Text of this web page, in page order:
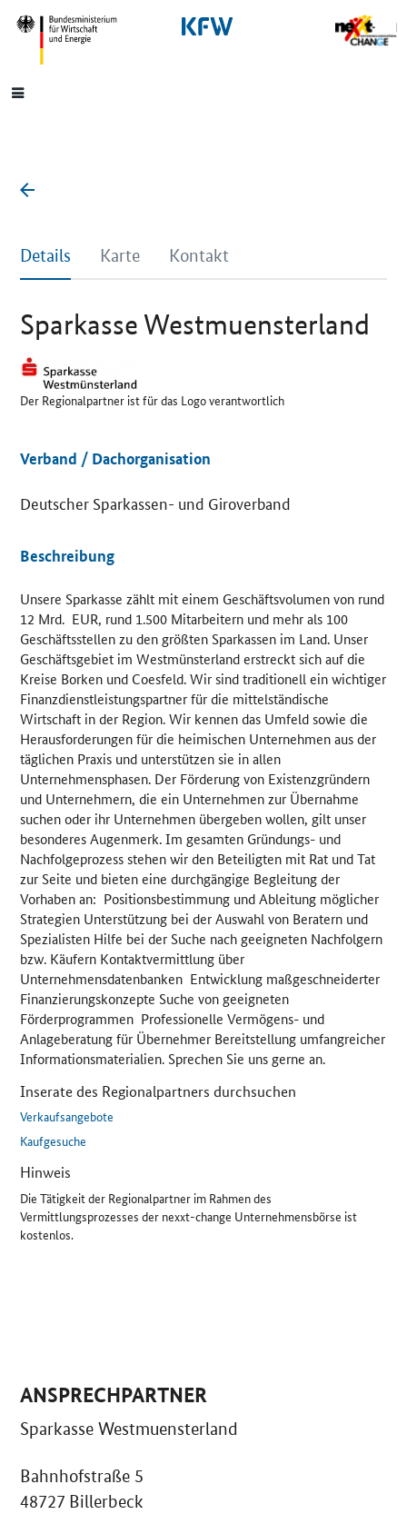
SrOnlyNavigation
Hauptmenü
Details Karte Kontakt
Sparkasse Westmuensterland
Der Regionalpartner ist für das Logo verantwortlich
Verband / Dachorganisation
Deutscher Sparkassen- und Giroverband
Beschreibung
Unsere Sparkasse zählt mit einem Geschäftsvolumen von rund
12 Mrd. EUR, rund 1.500 Mitarbeitern und mehr als 100
Geschäftsstellen zu den größten Sparkassen im Land. Unser
Geschäftsgebiet im Westmünsterland erstreckt sich auf die
Kreise Borken und Coesfeld. Wir sind traditionell ein wichtiger
Finanzdienstleistungspartner für die mittelständische
Wirtschaft in der Region. Wir kennen das Umfeld sowie die
Herausforderungen für die heimischen Unternehmen aus der
täglichen Praxis und unterstützen sie in allen
Unternehmensphasen. Der Förderung von Existenzgründern
und Unternehmern, die ein Unternehmen zur Übernahme
suchen oder ihr Unternehmen übergeben wollen, gilt unser
besonderes Augenmerk. Im gesamten Gründungs- und
Nachfolgeprozess stehen wir den Beteiligten mit Rat und Tat
zur Seite und bieten eine durchgängige Begleitung der
Vorhaben an: Positionsbestimmung und Ableitung möglicher
Strategien Unterstützung bei der Auswahl von Beratern und
Spezialisten Hilfe bei der Suche nach geeigneten Nachfolgern
bzw. Käufern Kontaktvermittlung über
Unternehmensdatenbanken Entwicklung maßgeschneiderter
Finanzierungskonzepte Suche von geeigneten
Förderprogrammen Professionelle Vermögens- und
Anlageberatung für Übernehmer Bereitstellung umfangreicher
Informationsmaterialien. Sprechen Sie uns gerne an.
Inserate des Regionalpartners durchsuchen
Verkaufsangebote
Kaufgesuche
Hinweis
Die Tätigkeit der Regionalpartner im Rahmen des
Vermittlungsprozesses der nexxt-change Unternehmensbörse ist
kostenlos.
ANSPRECHPARTNER
Sparkasse Westmuensterland
Bahnhofstraße 5
48727 Billerbeck